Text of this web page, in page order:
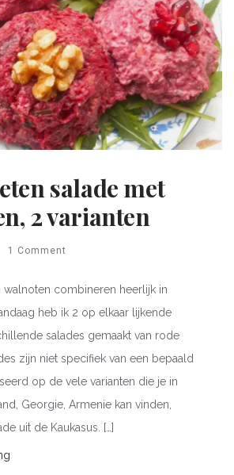
salade met
2 varianten
1 Comment
walnoten combineren heerlijk in
heb ik 2 op elkaar lijkende
salades gemaakt van rode
zijn niet specifiek van een bepaald
op de vele varianten die je in
Georgie, Armenie kan vinden,
uit de Kaukasus. […]